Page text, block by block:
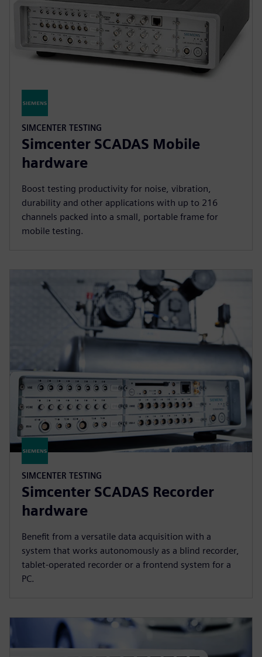
SIMCENTER TESTING
Simcenter SCADAS Mobile
hardware
Boost testing productivity for noise, vibration,
durability and other applications with up to 216
channels packed into a small, portable frame for
mobile testing.
SIMCENTER TESTING
Simcenter SCADAS Recorder
hardware
Benefit from a versatile data acquisition with a
system that works autonomously as a blind recorder,
tablet-operated recorder or a frontend system for a
PC.